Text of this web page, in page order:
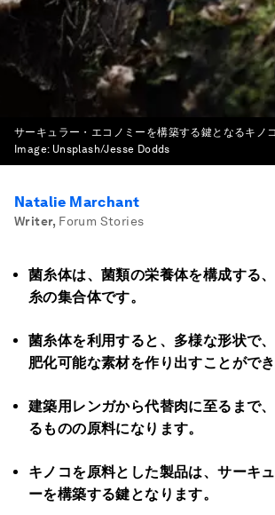
サーキュラー・エコノミーを構築する鍵となるキノ
Image: Unsplash/Jesse Dodds
Natalie Marchant
Writer, Forum Stories
菌糸体は、菌類の栄養体を構成する
糸の集合体です。
菌糸体を利用すると、多様な形状で
肥化可能な素材を作り出すことができ
建築用レンガから代替肉に至るまで
るものの原料になります。
キノコを原料とした製品は、サーキ
ーを構築する鍵となります。